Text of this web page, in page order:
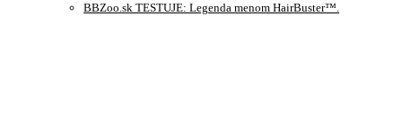
BBZoo.sk TESTUJE: Legenda menom HairBuster™.